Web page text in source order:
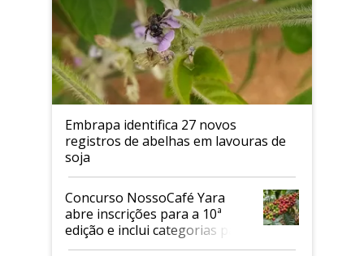
Embrapa identifica 27 novos
registros de abelhas em lavouras de
soja
Concurso NossoCafé Yara
abre inscrições para a 10ª
edição e inclui categorias para
cafés Canephora